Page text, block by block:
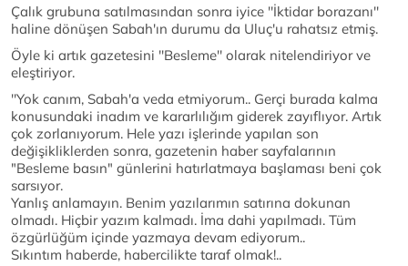
Çalık grubuna satılmasından sonra iyice ''İktidar borazanı''
haline dönüşen Sabah'ın durumu da Uluç'u rahatsız etmiş.
Öyle ki artık gazetesini ''Besleme'' olarak nitelendiriyor ve
eleştiriyor.
''Yok canım, Sabah'a veda etmiyorum.. Gerçi burada kalma
konusundaki inadım ve kararlılığım giderek zayıflıyor. Artık
çok zorlanıyorum. Hele yazı işlerinde yapılan son
değişikliklerden sonra, gazetenin haber sayfalarının
"Besleme basın" günlerini hatırlatmaya başlaması beni çok
sarsıyor.
Yanlış anlamayın. Benim yazılarımın satırına dokunan
olmadı. Hiçbir yazım kalmadı. İma dahi yapılmadı. Tüm
özgürlüğüm içinde yazmaya devam ediyorum..
Sıkıntım haberde, habercilikte taraf olmak!..